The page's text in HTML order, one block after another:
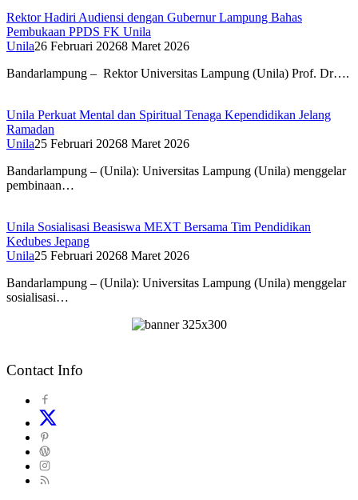
Rektor Hadiri Audiensi dengan Gubernur Lampung Bahas
Pembukaan PPDS FK Unila
Unila26 Februari 20268 Maret 2026
Bandarlampung – Rektor Universitas Lampung (Unila) Prof. Dr….
Unila Perkuat Mental dan Spiritual Tenaga Kependidikan Jelang
Ramadan
Unila25 Februari 20268 Maret 2026
Bandarlampung – (Unila): Universitas Lampung (Unila) menggelar
pembinaan…
Unila Sosialisasi Beasiswa MEXT Bersama Tim Pendidikan
Kedubes Jepang
Unila25 Februari 20268 Maret 2026
Bandarlampung – (Unila): Universitas Lampung (Unila) menggelar
sosialisasi…
Contact Info